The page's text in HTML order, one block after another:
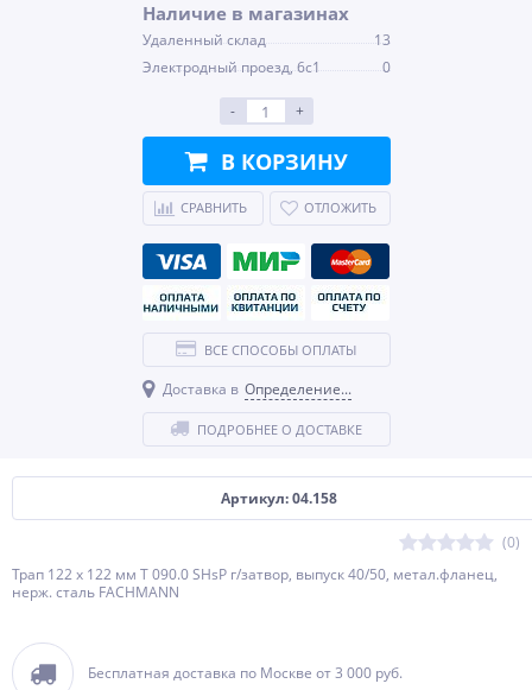
Артикул: 04.158
(0)
Трап 122 x 122 мм T 090.0 SHsP г/затвор, выпуск 40/50, метал.фланец,
нерж. сталь FACHMANN
Бесплатная доставка по Москве от 3 000 руб.
Наличие в магазинах
Удаленный склад
13
Электродный проезд, 6с1
0
- +
В КОРЗИНУ
СРАВНИТЬ ОТЛОЖИТЬ
ВСЕ СПОСОБЫ ОПЛАТЫ
Доставка в Определение...
ПОДРОБНЕЕ О ДОСТАВКЕ